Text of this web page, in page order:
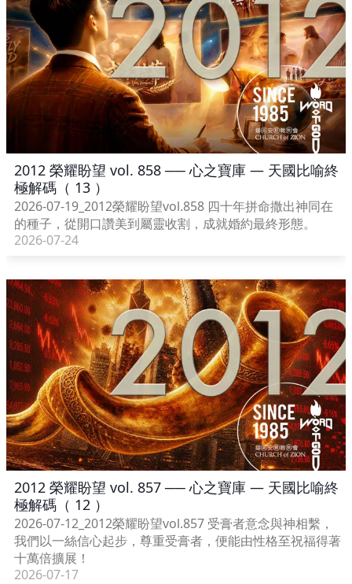
2012 榮耀盼望 vol. 858 ── 心之寶庫 — 天國比喻終
極解碼（ 13 ）
2026-07-19_2012榮耀盼望vol.858 四十年拼命撒出神同在
的種子，從開口讚美到屬靈收割，成就婚約最終形態。
2026-07-24
2012 榮耀盼望 vol. 857 ── 心之寶庫 — 天國比喻終
極解碼（ 12 ）
2026-07-12_2012榮耀盼望vol.857 受膏者意念與神相繫，
我們以一絲信心起步，尊重受膏者，便能由性格至祝福得著
十萬倍擴展！
2026-07-17